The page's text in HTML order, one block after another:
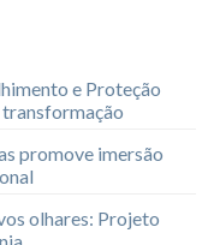
e Proteção
promove imersão
olhares: Projeto